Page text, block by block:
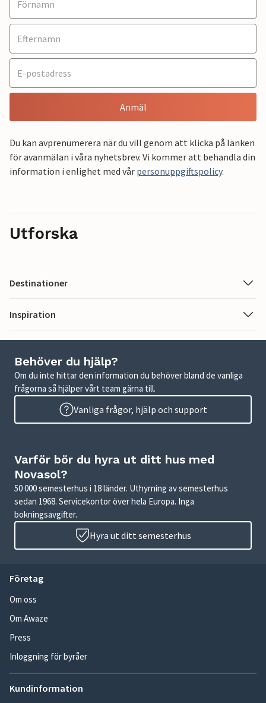
Anmäl
Du kan avprenumerera när du vill genom att klicka på länken
för avanmälan i våra nyhetsbrev. Vi kommer att behandla din
information i enlighet med vår personuppgiftspolicy.
Utforska
Destinationer
Inspiration
Behöver du hjälp?
Om du inte hittar den information du behöver bland de vanliga
frågorna så hjälper vårt team gärna till.
Vanliga frågor, hjälp och support
Varför bör du hyra ut ditt hus med
Novasol?
50 000 semesterhus i 18 länder. Uthyrning av semesterhus
sedan 1968. Servicekontor över hela Europa. Inga
bokningsavgifter.
Hyra ut ditt semesterhus
Företag
Om oss
Om Awaze
Press
Inloggning för byråer
Kundinformation